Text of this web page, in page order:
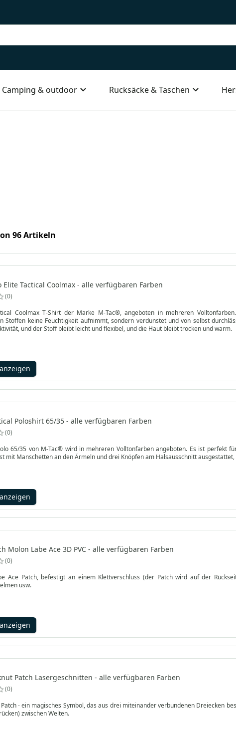
Camping & outdoor Rucksäcke & Taschen
96 Artikeln
Elite Tactical Coolmax - alle verfügbaren Farben
0
Coolmax T-Shirt der Marke M-Tac®, angeboten in mehreren
Stoffen keine Feuchtigkeit aufnimmt, sondern verdunstet und von selbst
und der Stoff bleibt leicht und flexibel, und die Haut bleibt trocken und warm.
Poloshirt 65/35 - alle verfügbaren Farben
0
65/35 von M-Tac® wird in mehreren Volltonfarben angeboten. Es ist perfekt
mit Manschetten an den Ärmeln und drei Knöpfen am Halsausschnitt
Molon Labe Ace 3D PVC - alle verfügbaren Farben
0
Ace Patch, befestigt an einem Klettverschluss (der Patch wird auf der
usw.
Patch Lasergeschnitten - alle verfügbaren Farben
0
Patch - ein magisches Symbol, das aus drei miteinander verbundenen Dreiecken
zwischen Welten.